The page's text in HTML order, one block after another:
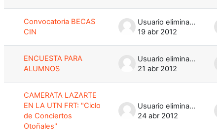
Convocatoria BECAS
CIN
Usuario eliminado
19 abr 2012
ENCUESTA PARA
ALUMNOS
Usuario eliminado
21 abr 2012
CAMERATA LAZARTE
EN LA UTN FRT: "Ciclo
de Conciertos
Otoñales"
Usuario eliminado
24 abr 2012